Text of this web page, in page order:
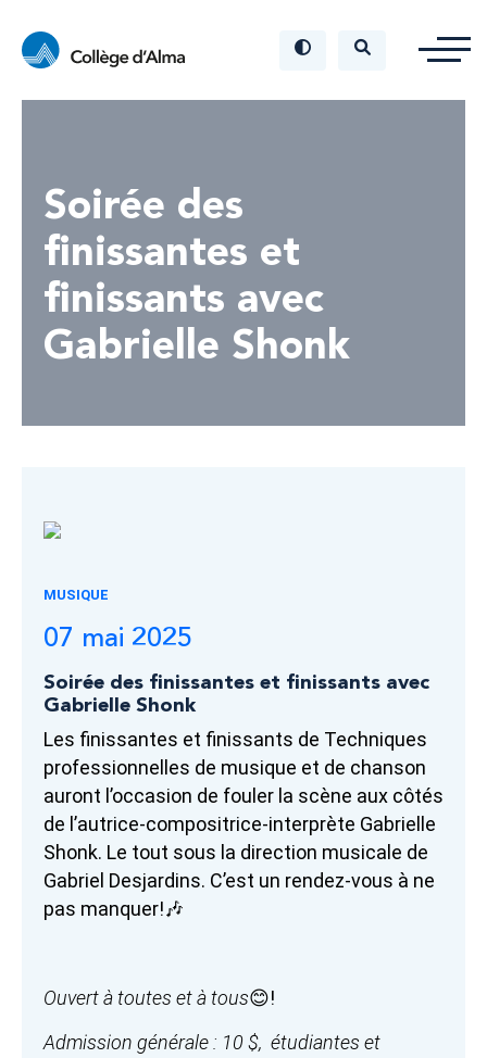
Soirée des
finissantes et
finissants avec
Gabrielle Shonk
MUSIQUE
07 mai 2025
Soirée des finissantes et finissants avec
Gabrielle Shonk
Les finissantes et finissants de Techniques
professionnelles de musique et de chanson
auront l’occasion de fouler la scène aux côtés
de l’autrice-compositrice-interprète Gabrielle
Shonk. Le tout sous la direction musicale de
Gabriel Desjardins. C’est un rendez-vous à ne
pas manquer!🎶
Ouvert à toutes et à tous😊!
Admission générale : 10 $, étudiantes et